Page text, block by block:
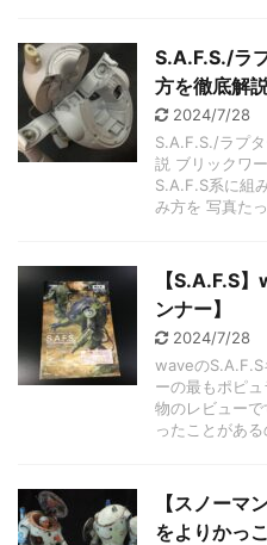
S.A.F.S./ラ
方を徹底解
2024/7/28
S.A.F.S./ラプ
説 ブリックワ
S.A.F.S系に組
み方を 写真た
【S.A.F.S
ンナー】
2024/7/28
waveのS.A.F.S
ーの最もポピ
物のレビュー
ったことがあ
【スノー
をよりかっ